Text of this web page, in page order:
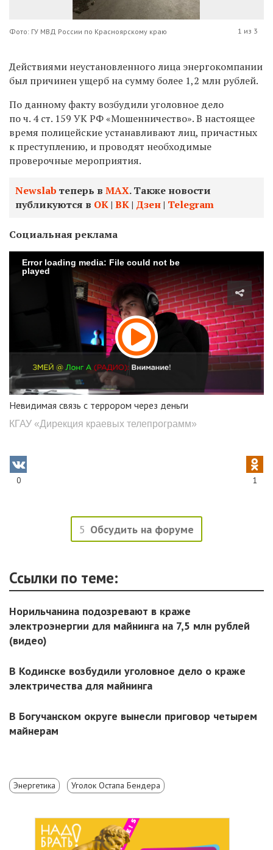
Фото: ГУ МВД России по Красноярскому краю 1 из 3
Действиями неустановленного лица энергокомпании
был причинен ущерб на сумму более 1,2 млн рублей.
По данному факту возбудили уголовное дело
по ч. 4 ст. 159 УК РФ «Мошенничество». В настоящее
время полицейские устанавливают лиц, причастных
к преступлению, и проводят необходимые
проверочные мероприятия.
Newslab теперь в МАХ. Также новости
публикуются в ОК| ВК| Дзен| Telegram
Социальная реклама
Error loading media: File could not be
played
Невидимая связь с террором через деньги
КГАУ «Дирекция краевых телепрограмм»
0 1
5 Обсудить на форуме
Ссылки по теме:
Норильчанина подозревают в краже
электроэнергии для майнинга на 7,5 млн рублей
(видео)
В Кодинске возбудили уголовное дело о краже
электричества для майнинга
В Богучанском округе вынесли приговор четырем
майнерам
Энергетика Уголок Остапа Бендера